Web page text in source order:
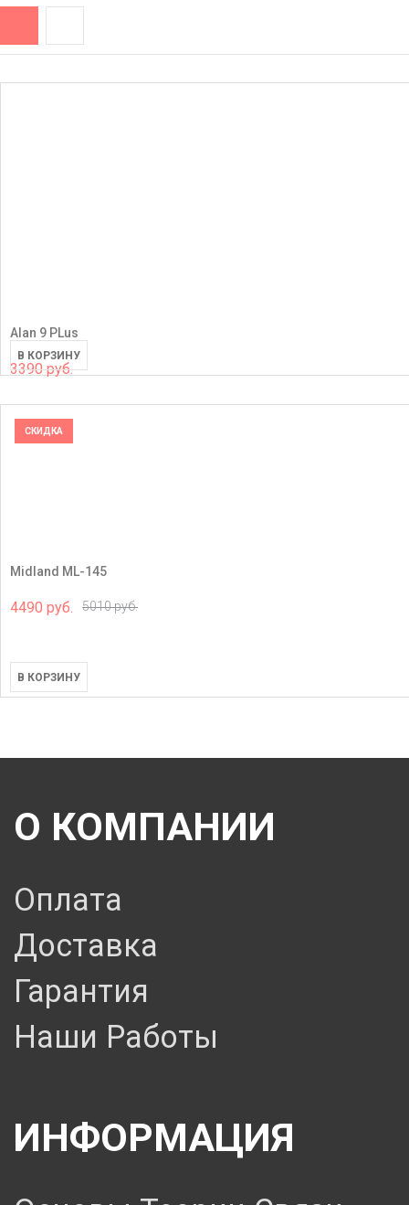
Alan 9 PLus
3390 руб.
В КОРЗИНУ
СКИДКА
Midland ML-145
4490 руб. 5010 руб.
В КОРЗИНУ
О КОМПАНИИ
Оплата
Доставка
Гарантия
Наши Работы
ИНФОРМАЦИЯ